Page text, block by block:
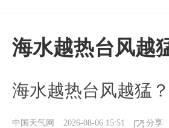
海水越热台风越
海水越热台风越猛？
中国天气网 2026-08-06 15:51 分享